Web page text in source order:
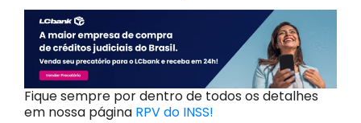
Fique sempre por dentro de todos os detalhes
em nossa página RPV do INSS!